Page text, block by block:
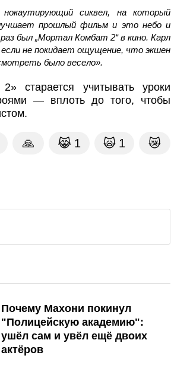
сиквел, на который
прошлый фильм и это небо и
был „Мортал Комбат 2“ в кино. Карл
если не покидает ощущение, что экшен
было весело».
старается учитывать уроки
— вплоть до того, чтобы
🙏 😹 1 🙀 1 😿
Почему Махони покинул
"Полицейскую академию":
ушёл сам и увёл ещё двоих
актёров